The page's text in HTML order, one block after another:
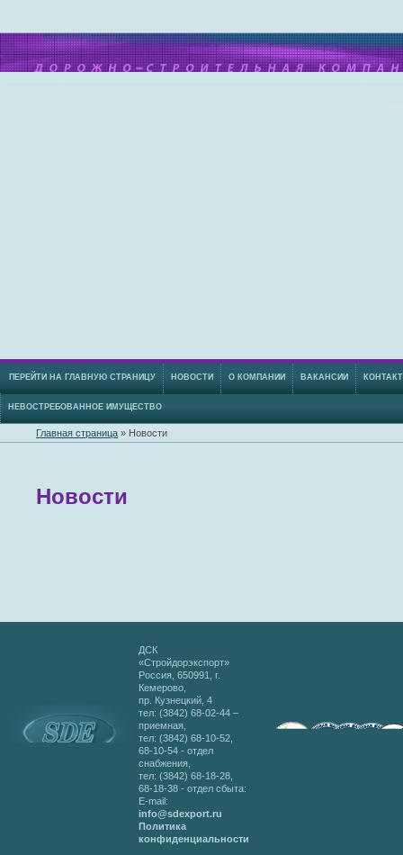
ПЕРЕЙТИ НА ГЛАВНУЮ СТРАНИЦУ НОВОСТИ О КОМПАНИИ ВАКАНСИИ
НЕВОСТРЕБОВАННОЕ ИМУЩЕСТВО
Главная страница » Новости
Новости
ДСК
«Стройдорэкспорт»
Россия, 650991, г.
Кемерово,
пр. Кузнецкий, 4
тел: (3842) 68-02-44 –
приемная,
тел: (3842) 68-10-52,
68-10-54 - отдел
снабжения,
тел: (3842) 68-18-28,
68-18-38 - отдел сбыта:
E-mail:
info@sdexport.ru
Политика
конфиденциальности